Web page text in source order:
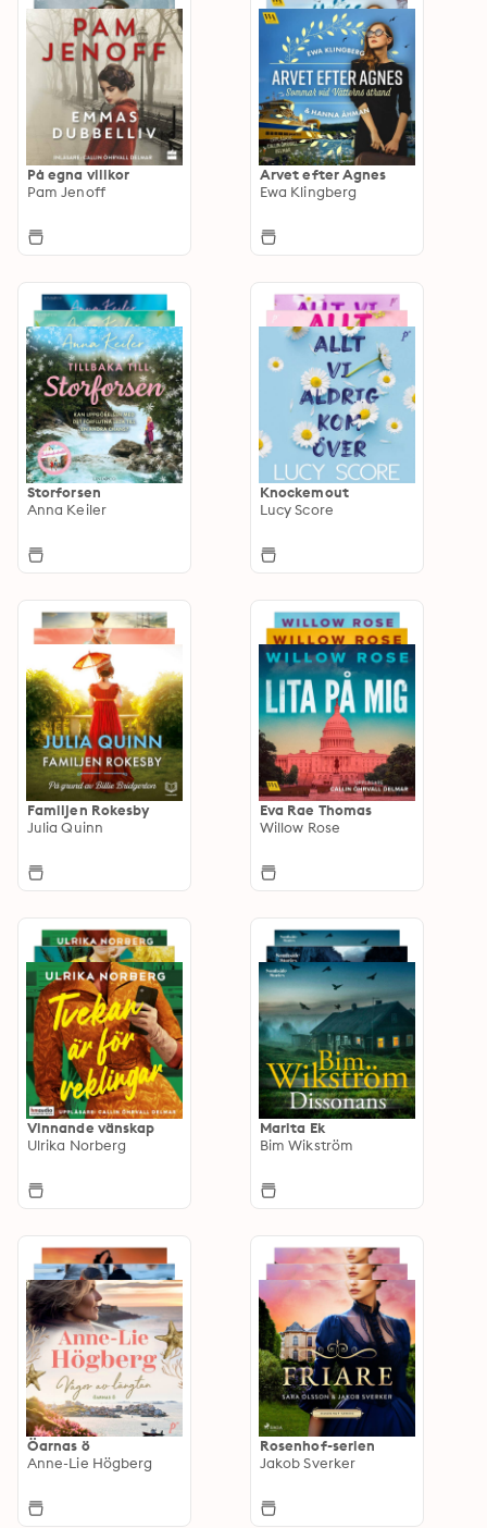
På egna villkor
Pam Jenoff
Arvet efter Agnes
Ewa Klingberg
Storforsen
Anna Keiler
Knockemout
Lucy Score
Familjen Rokesby
Julia Quinn
Eva Rae Thomas
Willow Rose
Vinnande vänskap
Ulrika Norberg
Marita Ek
Bim Wikström
Öarnas ö
Anne-Lie Högberg
Rosenhof-serien
Jakob Sverker